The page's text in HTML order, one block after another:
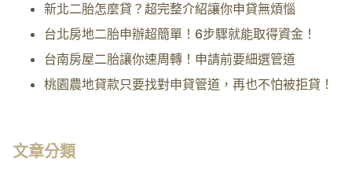
新北二胎怎麼貸？超完整介紹讓你申貸無煩惱
台北房地二胎申辦超簡單！6步驟就能取得資金！
台南房屋二胎讓你速周轉！申請前要細選管道
桃園農地貸款只要找對申貸管道，再也不怕被拒貸！
文章分類